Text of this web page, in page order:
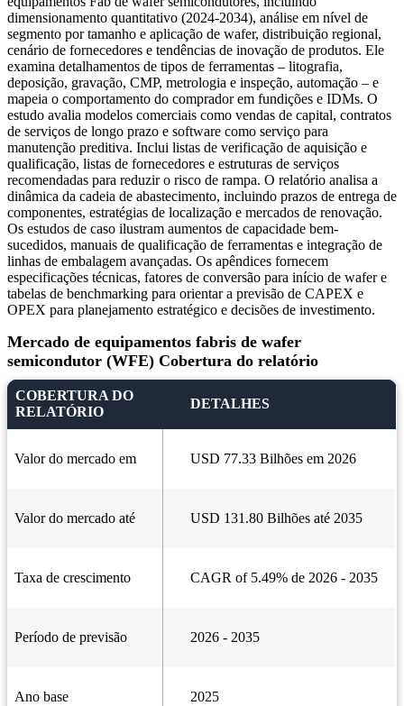
dimensionamento quantitativo (2024-2034), análise em nível de
segmento por tamanho e aplicação de wafer, distribuição regional,
cenário de fornecedores e tendências de inovação de produtos. Ele
examina detalhamentos de tipos de ferramentas – litografia,
deposição, gravação, CMP, metrologia e inspeção, automação – e
mapeia o comportamento do comprador em fundições e IDMs. O
estudo avalia modelos comerciais como vendas de capital, contratos
de serviços de longo prazo e software como serviço para
manutenção preditiva. Inclui listas de verificação de aquisição e
qualificação, listas de fornecedores e estruturas de serviços
recomendadas para reduzir o risco de rampa. O relatório analisa a
dinâmica da cadeia de abastecimento, incluindo prazos de entrega de
componentes, estratégias de localização e mercados de renovação.
Os estudos de caso ilustram aumentos de capacidade bem-
sucedidos, manuais de qualificação de ferramentas e integração de
linhas de embalagem avançadas. Os apêndices fornecem
especificações técnicas, fatores de conversão para início de wafer e
tabelas de benchmarking para orientar a previsão de CAPEX e
OPEX para planejamento estratégico e decisões de investimento.
Mercado de equipamentos fabris de wafer
semicondutor (WFE) Cobertura do relatório
COBERTURA DO
RELATÓRIO
DETALHES
Valor do mercado em USD 77.33 Bilhões em 2026
Valor do mercado até USD 131.80 Bilhões até 2035
Taxa de crescimento CAGR of 5.49% de 2026 - 2035
Período de previsão 2026 - 2035
Ano base 2025